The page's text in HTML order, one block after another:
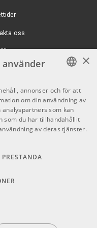
125 kr/st
oss
& Cookies
10.00-18.00
SWEDISH
ENGLISH
×
annonser och för att
om din användning av
som kan
som du har tillhandahållit
av deras tjänster.
PRESTANDA